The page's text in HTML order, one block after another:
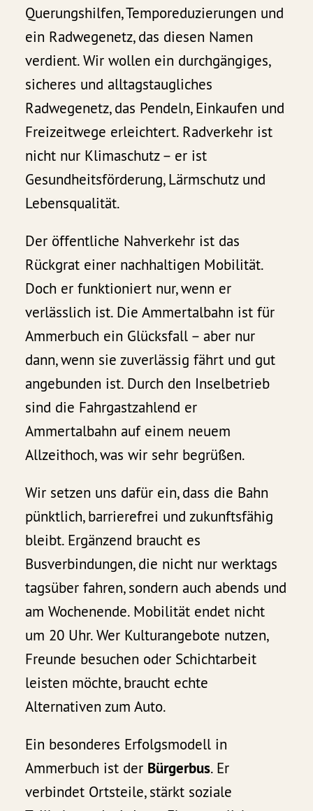
Querungshilfen, Temporeduzierungen und
ein Radwegenetz, das diesen Namen
verdient. Wir wollen ein durchgängiges,
sicheres und alltagstaugliches
Radwegenetz, das Pendeln, Einkaufen und
Freizeitwege erleichtert. Radverkehr ist
nicht nur Klimaschutz – er ist
Gesundheitsförderung, Lärmschutz und
Lebensqualität.
Der öffentliche Nahverkehr ist das
Rückgrat einer nachhaltigen Mobilität.
Doch er funktioniert nur, wenn er
verlässlich ist. Die Ammertalbahn ist für
Ammerbuch ein Glücksfall – aber nur
dann, wenn sie zuverlässig fährt und gut
angebunden ist. Durch den Inselbetrieb
sind die Fahrgastzahlend er
Ammertalbahn auf einem neuem
Allzeithoch, was wir sehr begrüßen.
Wir setzen uns dafür ein, dass die Bahn
pünktlich, barrierefrei und zukunftsfähig
bleibt. Ergänzend braucht es
Busverbindungen, die nicht nur werktags
tagsüber fahren, sondern auch abends und
am Wochenende. Mobilität endet nicht
um 20 Uhr. Wer Kulturangebote nutzen,
Freunde besuchen oder Schichtarbeit
leisten möchte, braucht echte
Alternativen zum Auto.
Ein besonderes Erfolgsmodell in
Ammerbuch ist der Bürgerbus. Er
verbindet Ortsteile, stärkt soziale